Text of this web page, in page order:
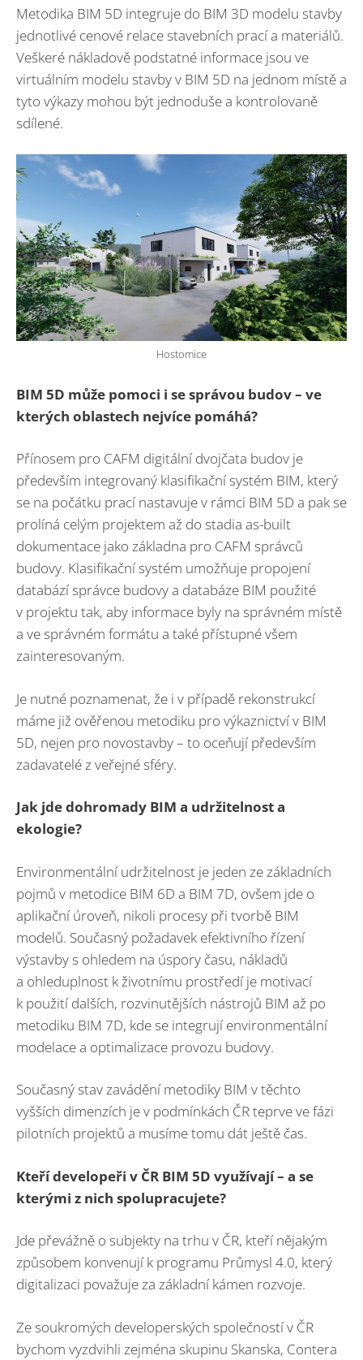
Metodika BIM 5D integruje do BIM 3D modelu stavby
jednotlivé cenové relace stavebních prací a materiálů.
Veškeré nákladově podstatné informace jsou ve
virtuálním modelu stavby v BIM 5D na jednom místě a
tyto výkazy mohou být jednoduše a kontrolovaně
sdílené.
Hostomice
BIM 5D může pomoci i se správou budov – ve
kterých oblastech nejvíce pomáhá?
Přínosem pro CAFM digitální dvojčata budov je
především integrovaný klasifikační systém BIM, který
se na počátku prací nastavuje v rámci BIM 5D a pak se
prolíná celým projektem až do stadia as-built
dokumentace jako základna pro CAFM správců
budovy. Klasifikační systém umožňuje propojení
databází správce budovy a databáze BIM použité
v projektu tak, aby informace byly na správném místě
a ve správném formátu a také přístupné všem
zainteresovaným.
Je nutné poznamenat, že i v případě rekonstrukcí
máme již ověřenou metodiku pro výkaznictví v BIM
5D, nejen pro novostavby – to oceňují především
zadavatelé z veřejné sféry.
Jak jde dohromady BIM a udržitelnost a
ekologie?
Environmentální udržitelnost je jeden ze základních
pojmů v metodice BIM 6D a BIM 7D, ovšem jde o
aplikační úroveň, nikoli procesy při tvorbě BIM
modelů. Současný požadavek efektivního řízení
výstavby s ohledem na úspory času, nákladů
a ohleduplnost k životnímu prostředí je motivací
k použití dalších, rozvinutějších nástrojů BIM až po
metodiku BIM 7D, kde se integrují environmentální
modelace a optimalizace provozu budovy.
Současný stav zavádění metodiky BIM v těchto
vyšších dimenzích je v podmínkách ČR teprve ve fázi
pilotních projektů a musíme tomu dát ještě čas.
Kteří developeři v ČR BIM 5D využívají – a se
kterými z nich spolupracujete?
Jde převážně o subjekty na trhu v ČR, kteří nějakým
způsobem konvenují k programu Průmysl 4.0, který
digitalizaci považuje za základní kámen rozvoje.
Ze soukromých developerských společností v ČR
bychom vyzdvihli zejména skupinu Skanska, Contera